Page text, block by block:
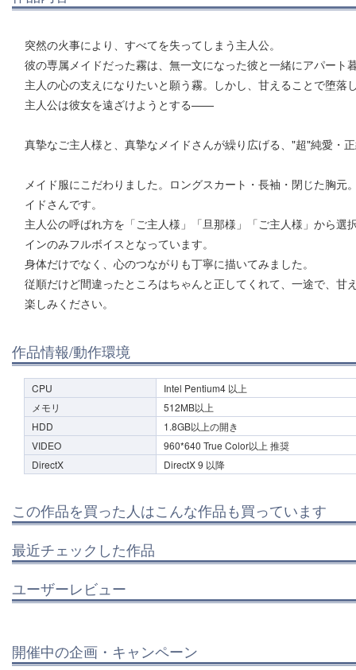
突然の火事により、すべてを失ってしまう主人公。
彼の専属メイドだった霧は、無一文になった彼と一緒にアパート
主人の心の支えになりたいと願う霧。しかし、甘えることで堕落
主人公は彼女を遠ざけようとする——
真摯なご主人様と、真摯なメイドさんが繰り広げる、"超"純愛・
メイド服にこだわりました。ロングスカート・長袖・閉じた胸
イドさんです。
主人公の呼ばれ方を「ご主人様」「旦那様」「ご主人様」から選
インのみフルボイスとなっています。
身体だけでなく、心のつながりも丁寧に描いてみました。
従順だけど間違ったところはちゃんと正してくれて、一途で、甘
楽しみください。
作品情報/動作環境
CPU
Intel Pentium4 以上
メモリ
512MB以上
HDD
1.8GB以上の開き
VIDEO
960*640 True Color以上 推奨
DirectX
DirectX 9 以降
この作品を買った人はこんな作品も買っています
最近チェックした作品
ユーザーレビュー
開催中の企画・キャンペーン